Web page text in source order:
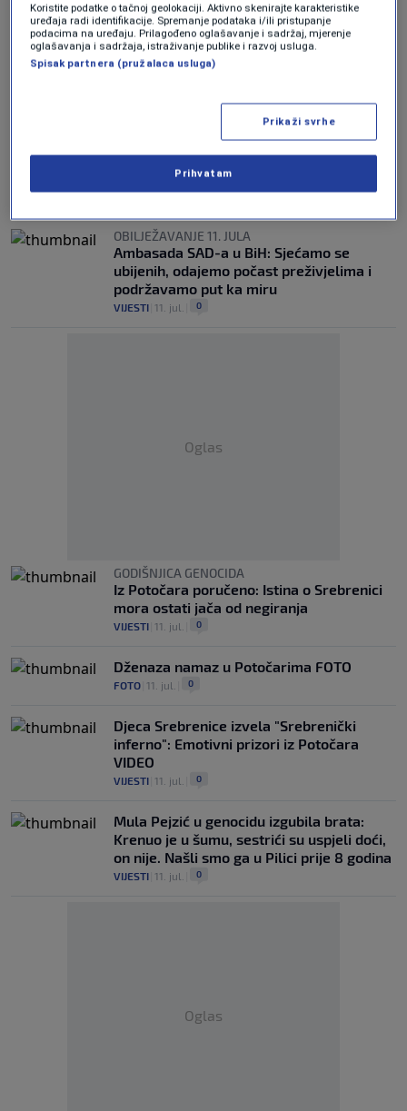
SJEĆANJA PREŽIVJELIH
Djeca ubijenih nose bol cijelog života:
Svjedočanstva iz Potočara koja slamaju
U Potočarima klanjana dženaza za deset
žrtava: Potraga za kostima najmilijih i
dalje traje
0
OBILJEŽAVANJE 11. JULA
Ambasada SAD-a u BiH: Sjećamo se
ubijenih, odajemo počast preživjelima i
podržavamo put ka miru
VIJESTI 11. jul. 0
Oglas
GODIŠNJICA GENOCIDA
Iz Potočara poručeno: Istina o Srebrenici
mora ostati jača od negiranja
VIJESTI 11. jul. 0
Dženaza namaz u Potočarima FOTO
FOTO 11. jul. 0
Djeca Srebrenice izvela "Srebrenički
inferno": Emotivni prizori iz Potočara
VIDEO
VIJESTI 11. jul. 0
Mula Pejzić u genocidu izgubila brata:
Krenuo je u šumu, sestrići su uspjeli doći,
on nije. Našli smo ga u Pilici prije 8 godina
VIJESTI 11. jul. 0
Oglas
Koristite podatke o tačnoj geolokaciji. Aktivno skenirajte karakteristike
uređaja radi identifikacije. Spremanje podataka i/ili pristupanje
podacima na uređaju. Prilagođeno oglašavanje i sadržaj, mjerenje
oglašavanja i sadržaja, istraživanje publike i razvoj usluga.
Spisak partnera (pružalaca usluga)
Prikaži svrhe
Prihvatam